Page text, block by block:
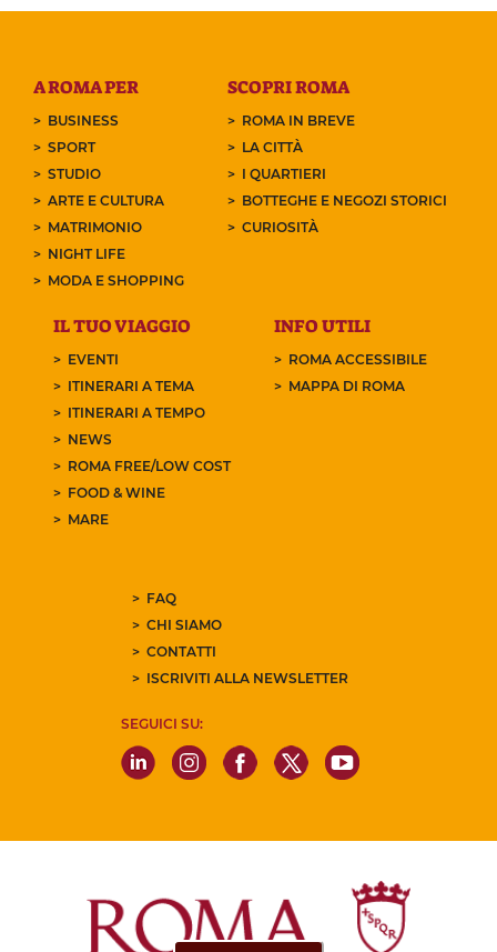
A ROMA PER
BUSINESS
SPORT
STUDIO
ARTE E CULTURA
MATRIMONIO
NIGHT LIFE
MODA E SHOPPING
SCOPRI ROMA
ROMA IN BREVE
LA CITTÀ
I QUARTIERI
BOTTEGHE E NEGOZI STORICI
CURIOSITÀ
IL TUO VIAGGIO
EVENTI
ITINERARI A TEMA
ITINERARI A TEMPO
NEWS
ROMA FREE/LOW COST
FOOD & WINE
MARE
INFO UTILI
ROMA ACCESSIBILE
MAPPA DI ROMA
FAQ
CHI SIAMO
CONTATTI
ISCRIVITI ALLA NEWSLETTER
SEGUICI SU: